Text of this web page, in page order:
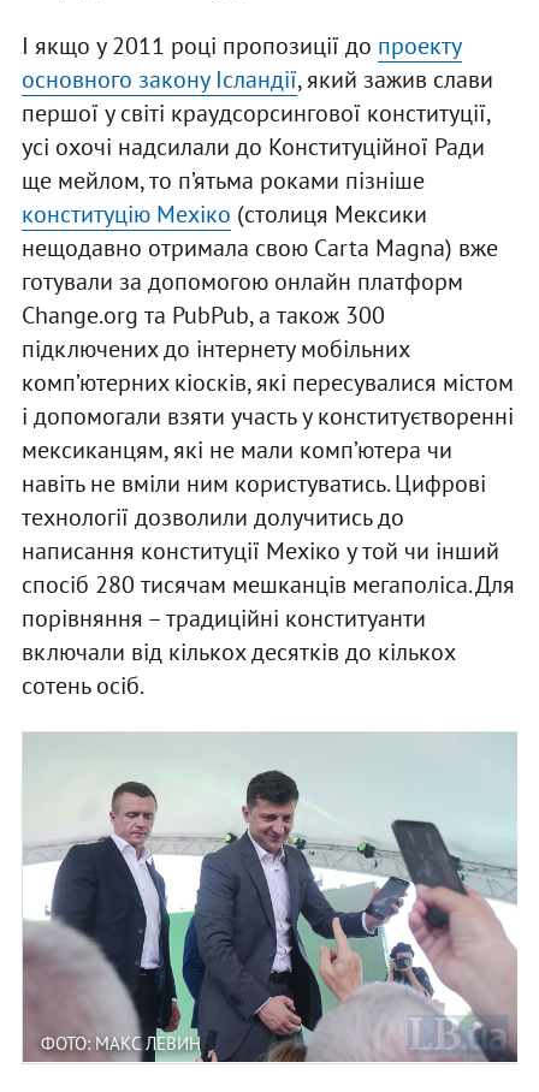
І якщо у 2011 році пропозиції до проекту
основного закону Ісландії, який зажив слави
першої у світі краудсорсингової конституції,
усі охочі надсилали до Конституційної Ради
ще мейлом, то п’ятьма роками пізніше
конституцію Мехіко (столиця Мексики
нещодавно отримала свою Carta Magna) вже
готували за допомогою онлайн платформ
Change.org та PubPub, а також 300
підключених до інтернету мобільних
комп’ютерних кіосків, які пересувалися містом
і допомогали взяти участь у конституєтворенні
мексиканцям, які не мали комп’ютера чи
навіть не вміли ним користуватись. Цифрові
технології дозволили долучитись до
написання конституції Мехіко у той чи інший
спосіб 280 тисячам мешканців мегаполіса. Для
порівняння – традиційні конституанти
включали від кількох десятків до кількох
сотень осіб.
ФОТО: МАКС ЛЕВИН